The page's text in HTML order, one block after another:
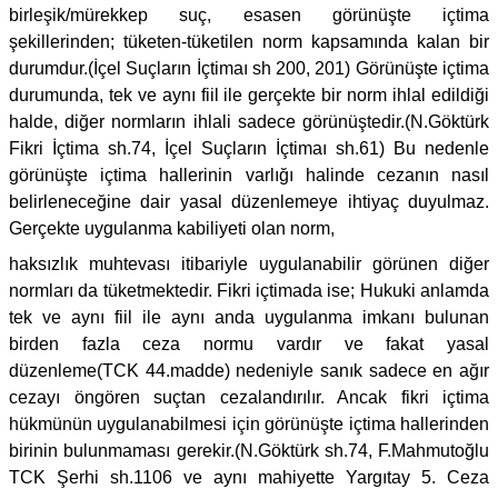
birleşik/mürekkep suç, esasen görünüşte içtima
şekillerinden; tüketen-tüketilen norm kapsamında kalan bir
durumdur.(İçel Suçların İçtimaı sh 200, 201) Görünüşte içtima
durumunda, tek ve aynı fiil ile gerçekte bir norm ihlal edildiği
halde, diğer normların ihlali sadece görünüştedir.(N.Göktürk
Fikri İçtima sh.74, İçel Suçların İçtimaı sh.61) Bu nedenle
görünüşte içtima hallerinin varlığı halinde cezanın nasıl
belirleneceğine dair yasal düzenlemeye ihtiyaç duyulmaz.
Gerçekte uygulanma kabiliyeti olan norm,
haksızlık muhtevası itibariyle uygulanabilir görünen diğer
normları da tüketmektedir. Fikri içtimada ise; Hukuki anlamda
tek ve aynı fiil ile aynı anda uygulanma imkanı bulunan
birden fazla ceza normu vardır ve fakat yasal
düzenleme(TCK 44.madde) nedeniyle sanık sadece en ağır
cezayı öngören suçtan cezalandırılır. Ancak fikri içtima
hükmünün uygulanabilmesi için görünüşte içtima hallerinden
birinin bulunmaması gerekir.(N.Göktürk sh.74, F.Mahmutoğlu
TCK Şerhi sh.1106 ve aynı mahiyette Yargıtay 5. Ceza